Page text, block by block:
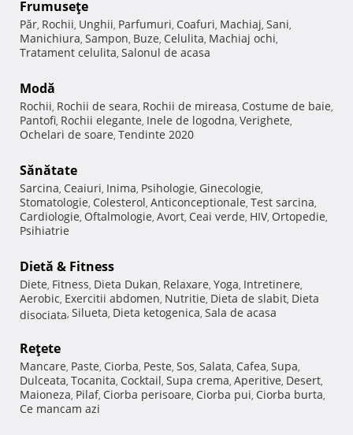
Frumuseţe
Păr, Rochii, Unghii, Parfumuri, Coafuri, Machiaj, Sani,
Manichiura, Sampon, Buze, Celulita, Machiaj ochi,
Tratament celulita, Salonul de acasa
Modă
Rochii, Rochii de seara, Rochii de mireasa, Costume de baie,
Pantofi, Rochii elegante, Inele de logodna, Verighete,
Ochelari de soare, Tendinte 2020
Sănătate
Sarcina, Ceaiuri, Inima, Psihologie, Ginecologie,
Stomatologie, Colesterol, Anticonceptionale, Test sarcina,
Cardiologie, Oftalmologie, Avort, Ceai verde, HIV, Ortopedie,
Psihiatrie
Dietă & Fitness
Diete, Fitness, Dieta Dukan, Relaxare, Yoga, Intretinere,
Aerobic, Exercitii abdomen, Nutritie, Dieta de slabit, Dieta
disociata, Silueta, Dieta ketogenica, Sala de acasa
Reţete
Mancare, Paste, Ciorba, Peste, Sos, Salata, Cafea, Supa,
Dulceata, Tocanita, Cocktail, Supa crema, Aperitive, Desert,
Maioneza, Pilaf, Ciorba perisoare, Ciorba pui, Ciorba burta,
Ce mancam azi